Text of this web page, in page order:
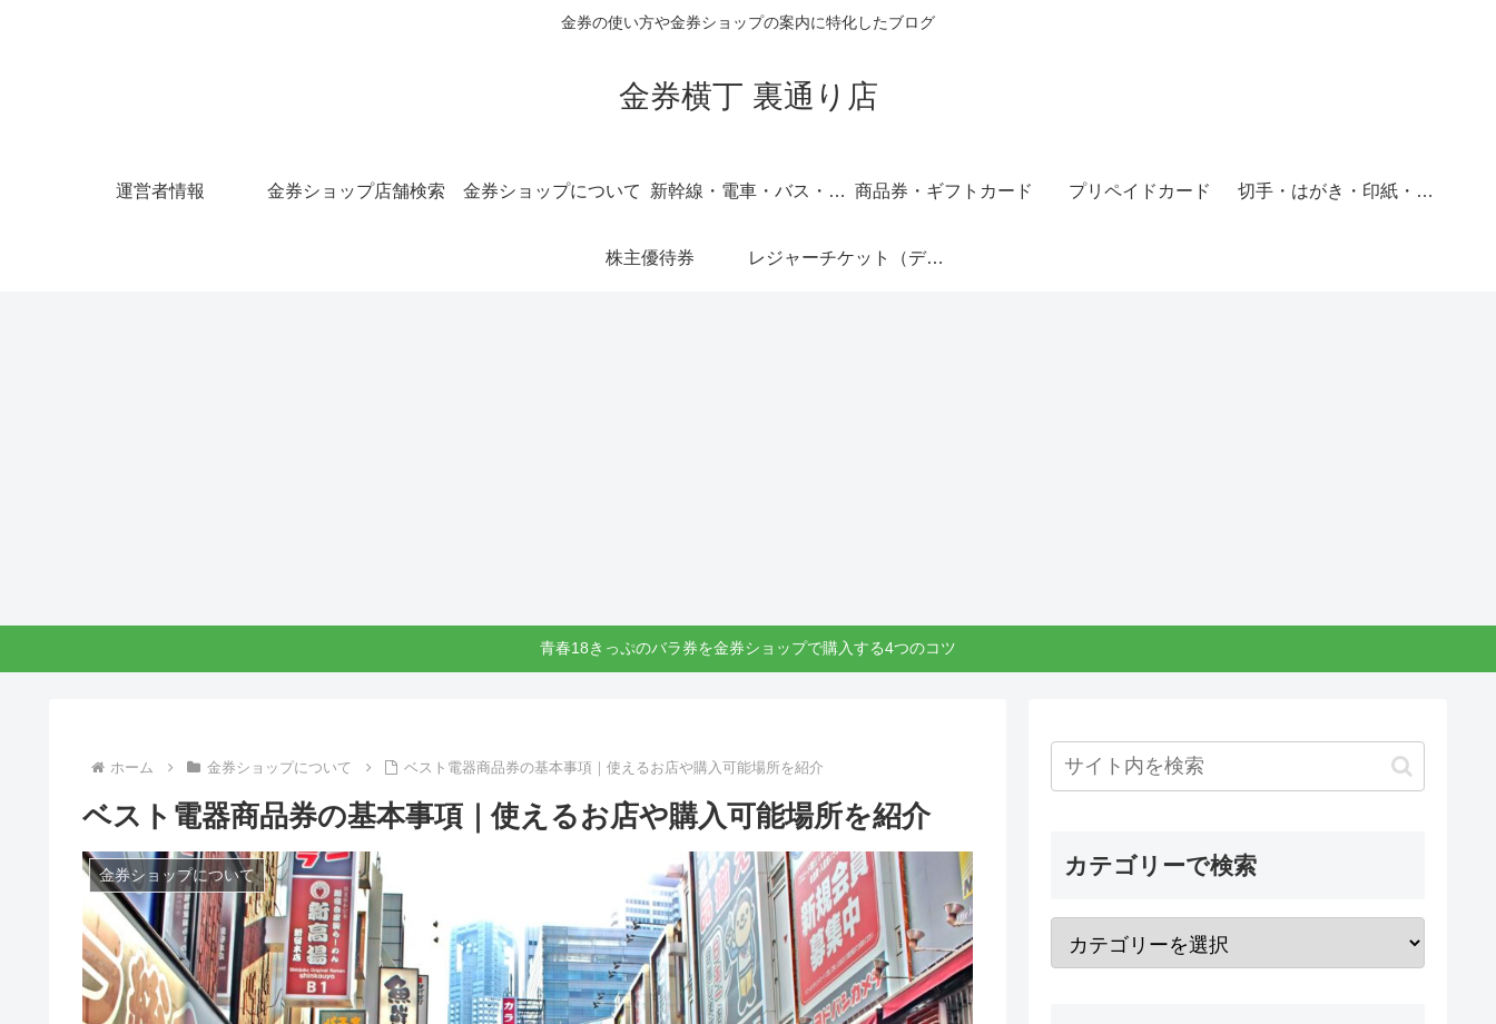
金券の使い方や金券ショップの案内に特化したブログ
金券横丁 裏通り店
運営者情報 金券ショップ店舗検索 金券ショップについて 新幹線・電車・バス・飛行機 商品券・ギフトカード プリペイドカード 切手・はがき・印紙・レターパック
株主優待券 レジャーチケット（ディズニー・USJ他）
青春18きっぷのバラ券を金券ショップで購入する4つのコツ
ホーム 金券ショップについて ベスト電器商品券の基本事項｜使えるお店や購入可能場所を紹介
ベスト電器商品券の基本事項｜使えるお店や購入可能場所を紹介
金券ショップについて カテゴリーで検索